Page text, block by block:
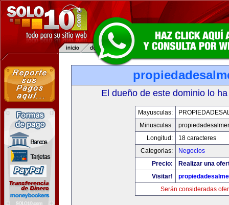
El dueño de este dominio lo
Mayusculas:
Minusculas:
Longitud:
18 caracteres
Categorias:
Negocios
Precio:
Realizar una
Visitar!
Serán consideradas